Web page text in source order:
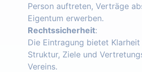
Person auftreten, Verträge
Eigentum erwerben.
Rechtssicherheit:
Die Eintragung bietet
Struktur, Ziele und
Vereins.